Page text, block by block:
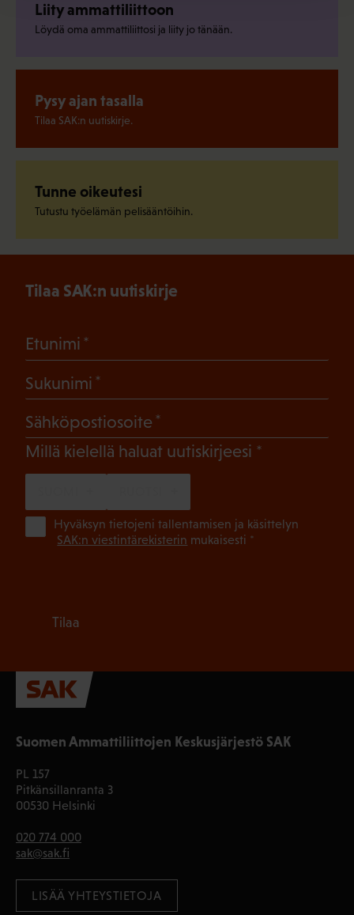
Liity ammattiliittoon
Löydä oma ammattiliittosi ja liity jo tänään.
Pysy ajan tasalla
Tilaa SAK:n uutiskirje.
Tunne oikeutesi
Tutustu työelämän pelisääntöihin.
Suomen Ammattiliittojen Keskusjärjestö SAK
PL 157
Pitkänsillanranta 3
00530 Helsinki
020 774 000
sak@sak.fi
LISÄÄ YHTEYSTIETOJA
Tilaa SAK:n uutiskirje
Etunimi
Sukunimi
Sähköpostiosoite
Millä kielellä haluat uutiskirjeesi (Pakollinen)
Hyväksyn tietojeni tallentamisen ja käsittelyn
SAK:n viestintärekisterin mukaisesti *
Tilaa